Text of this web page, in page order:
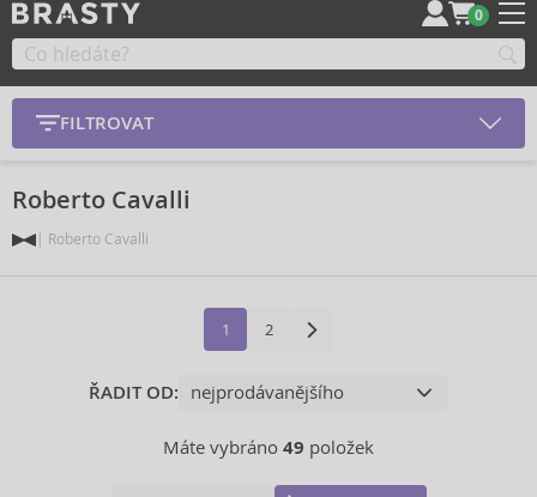
0
FILTROVAT
Roberto Cavalli
Roberto Cavalli
1 2
ŘADIT OD:
Máte vybráno 49 položek